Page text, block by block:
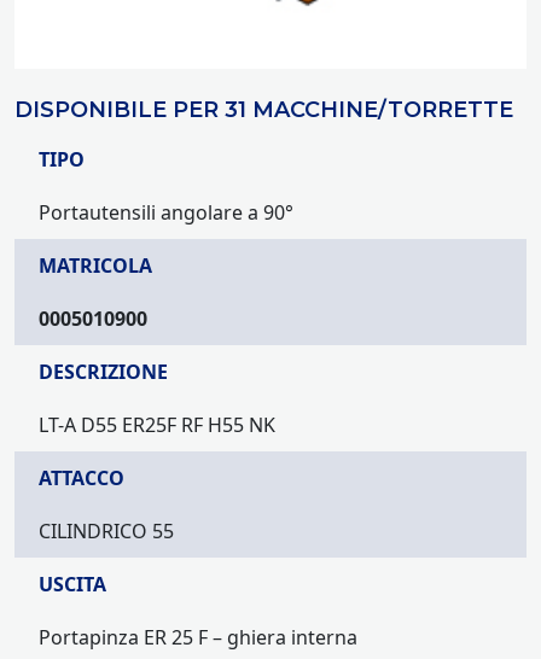
DISPONIBILE PER 31 MACCHINE/TORRETTE
TIPO
Portautensili angolare a 90°
MATRICOLA
0005010900
DESCRIZIONE
LT-A D55 ER25F RF H55 NK
ATTACCO
CILINDRICO 55
USCITA
Portapinza ER 25 F – ghiera interna